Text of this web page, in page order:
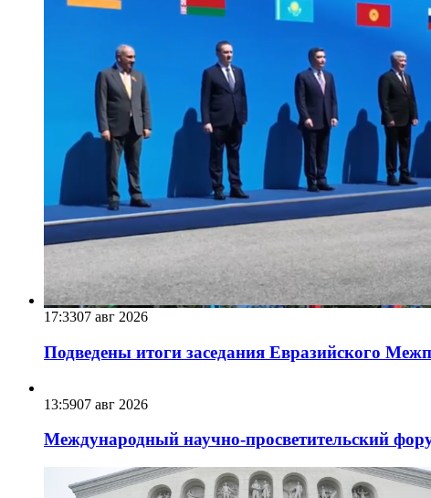
17:3307 авг 2026
Подведены итоги заседания Евразийского
13:5907 авг 2026
Международный научно-просветительский